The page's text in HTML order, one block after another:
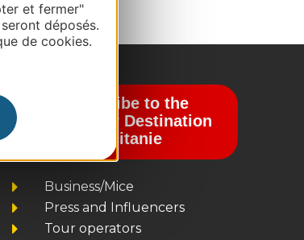
et fermer"
déposés.
de cookies.
Subscribe to the
newsletter Destination
Occitanie
Business/Mice
Press and Influencers
Tour operators